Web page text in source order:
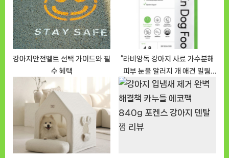
s
t
:
:
강아지안전벨트 선택 가이드와 필
수 혜택
“라비앙독 강아지 사료 가수분해
피부 눈물 알러지 개 애견 밀웜,
4.8kg” 솔직 후기, 여러분도 느껴
보세요